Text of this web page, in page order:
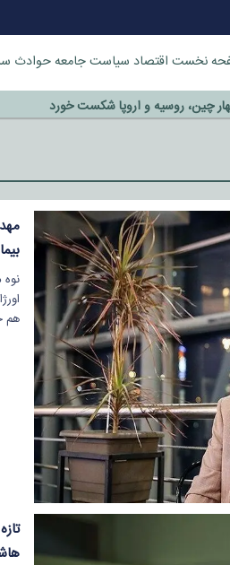
نخست اقتصاد سیاستجامعهحوادث
چین، روسیه و اروپا شکست خورد
هم